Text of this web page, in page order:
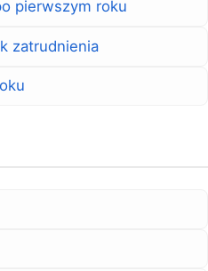
pierwszym roku
zatrudnienia